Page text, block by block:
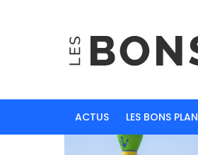
ACTUS LES BONS